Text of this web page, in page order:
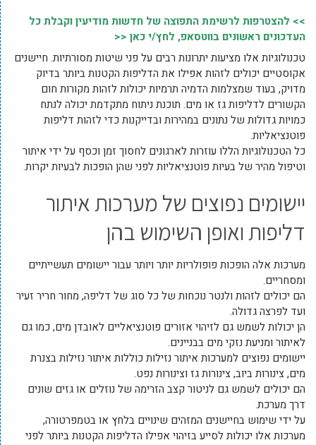
>> להצטרפות לרשימת התפוצה של חדשות מודיעין וקבלת כל
העדכונים ראשונים בווטסאפ, לחץ/י כאן <<
טכנולוגיות אלו מציעות יתרונות רבים על פני שיטות מסורתיות. חיישנים
אקוסטיים יכולים לזהות אפילו את הדליפות הקטנות ביותר בדיוק
מדויק, בעוד שמצלמות הדמיה תרמיות יכולות לזהות מקורות חום
הקשורים לדליפות גז או מים. תוכנת ניתוח מתקדמת יכולה לנתח
כמויות גדולות של נתונים במהירות ובדייקנות כדי לזהות דליפות
פוטנציאליות.
כל הטכנולוגיות הללו עוזרות לארגונים לחסוך זמן וכסף על ידי איתור
וטיפול מהיר של בעיות פוטנציאליות לפני שהן הופכות לבעיות יקרות.
יישומים נפוצים של מערכות איתור
דליפות ואופן השימוש בהן
מערכות אלה הופכות פופולריות יותר ויותר עבור יישומים תעשייתיים
ומסחריים.
הם יכולים לזהות ולנטר נוכחות של כל סוג של דליפה, מחור חריר זעיר
ועד לפרצה גדולה.
הן יכולות לשמש גם לזיהוי אזורים פוטנציאליים לאובדן מים, כמו גם
לאיתור ומניעת נזקי מים בבניינים.
יישומים נפוצים למערכות איתור נזילות כוללות איתור נזילות בצנרת
מים, צינורות ביוב, צינורות גז וצינורות נפט.
הם יכולים לשמש גם לניטור קצב הזרימה של נוזלים או גזים שונים
דרך מערכת.
על ידי שימוש בחיישנים המזהים שינויים בלחץ או בטמפרטורה,
מערכות אלו יכולות לסייע בזיהוי אפילו הדליפות הקטנות ביותר לפני